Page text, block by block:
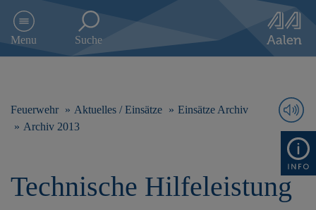
e
h
Menu Suche
Feuerwehr Aktuelles / Einsätze
Einsätze Archiv
Archiv 2013
Technische Hilfeleistung